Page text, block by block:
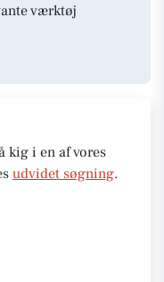
værktøj
kig i en af vores
udvidet søgning.